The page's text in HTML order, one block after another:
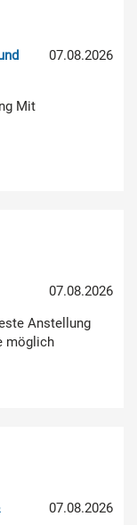
07.08.2026
Mit
07.08.2026
Anstellung
möglich
07.08.2026